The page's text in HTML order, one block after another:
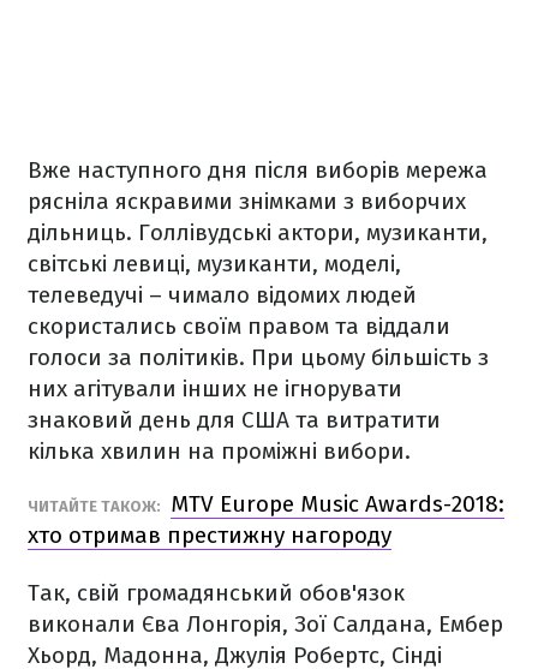
Вже наступного дня після виборів мережа
рясніла яскравими знімками з виборчих
дільниць. Голлівудські актори, музиканти,
світські левиці, музиканти, моделі,
телеведучі – чимало відомих людей
скористались своїм правом та віддали
голоси за політиків. При цьому більшість з
них агітували інших не ігнорувати
знаковий день для США та витратити
кілька хвилин на проміжні вибори.
ЧИТАЙТЕ ТАКОЖ:
MTV Europe Music Awards-2018:
хто отримав престижну нагороду
Так, свій громадянський обов'язок
виконали Єва Лонгорія, Зої Салдана, Ембер
Хьорд, Мадонна, Джулія Робертс, Сінді